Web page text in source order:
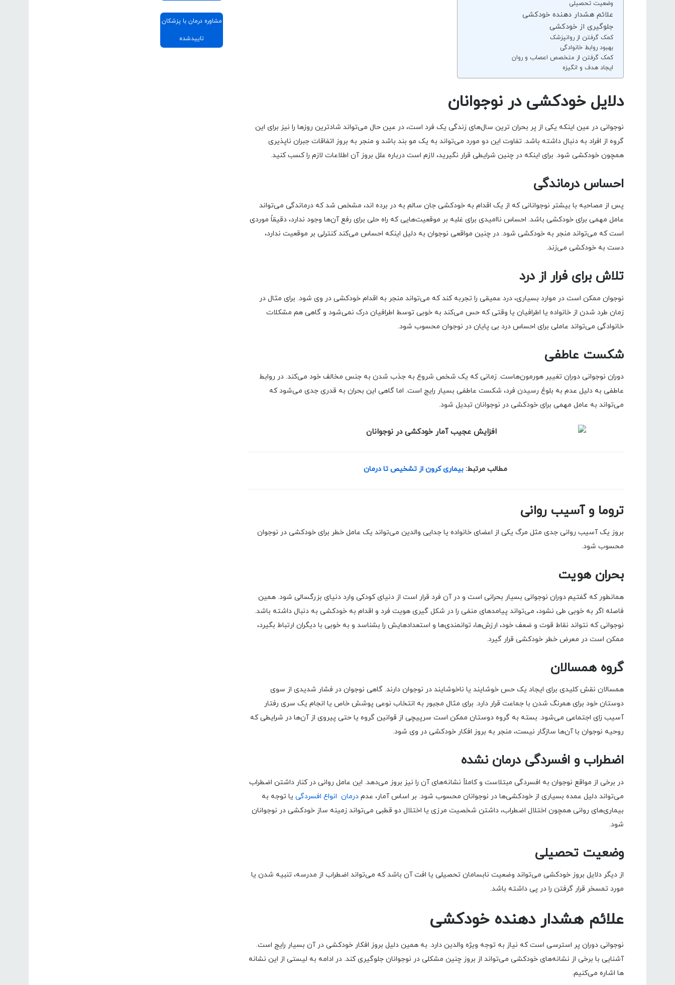
وضعیت تحصیلی
علائم هشدار دهنده خودکشی
جلوگیری از خودکشی
کمک گرفتن از روانپزشک
بهبود روابط خانوادگی
کمک گرفتن از متخصص اعصاب و روان
ایجاد هدف و انگیزه
دلایل خودکشی در نوجوانان
نوجوانی در عین اینکه یکی از پر بحران ترین سال‌های زندگی یک فرد است، در عین حال می‌تواند شادترین روزها را نیز برای این
گروه از افراد به دنبال داشته باشد. تفاوت این دو مورد می‌تواند به یک مو بند باشد و منجر به بروز اتفاقات جبران ناپذیری
همچون خودکشی شود. برای اینکه در چنین شرایطی قرار نگیرید، لازم است درباره علل بروز آن اطلاعات لازم را کسب کنید.
احساس درماندگی
پس از مصاحبه با بیشتر نوجوانانی که از یک اقدام به خودکشی جان سالم به در برده اند، مشخص شد که درماندگی می‌تواند
عامل مهمی برای خودکشی باشد. احساس ناامیدی برای غلبه بر موقعیت‌هایی که راه حلی برای رفع آن‌ها وجود ندارد، دقیقاً موردی
است که می‌تواند منجر به خودکشی شود. در چنین مواقعی نوجوان به دلیل اینکه احساس می‌کند کنترلی بر موقعیت ندارد،
دست به خودکشی می‌زند.
تلاش برای فرار از درد
نوجوان ممکن است در موارد بسیاری، درد عمیقی را تجربه کند که می‌تواند منجر به اقدام خودکشی در وی شود. برای مثال در
زمان طرد شدن از خانواده یا اطرافیان یا وقتی که حس می‌کند به خوبی توسط اطرافیان درک نمی‌شود و گاهی هم مشکلات
خانوادگی می‌تواند عاملی برای احساس درد بی پایان در نوجوان محسوب شود.
شکست عاطفی
دوران نوجوانی دوران تغییر هورمون‌هاست. زمانی که یک شخص شروع به جذب شدن به جنس مخالف خود می‌کند. در روابط
عاطفی به دلیل عدم به بلوغ رسیدن فرد، شکست عاطفی بسیار رایج است. اما گاهی این بحران به قدری جدی می‌شود که
می‌تواند به عامل مهمی برای خودکشی در نوجوانان تبدیل شود.
مطالب مرتبط: بیماری کرون از تشخیص تا درمان
تروما و آسیب روانی
بروز یک آسیب روانی جدی مثل مرگ یکی از اعضای خانواده یا جدایی والدین می‌تواند یک عامل خطر برای خودکشی در نوجوان
محسوب شود.
بحران هویت
همانطور که گفتیم دوران نوجوانی بسیار بحرانی است و در آن فرد قرار است از دنیای کودکی وارد دنیای بزرگسالی شود. همین
فاصله اگر به خوبی طی نشود، می‌تواند پیامدهای منفی را در شکل گیری هویت فرد و اقدام به خودکشی به دنبال داشته باشد.
نوجوانی که نتواند نقاط قوت و ضعف خود، ارزش‌ها، توانمندی‌ها و استعدادهایش را بشناسد و به خوبی با دیگران ارتباط بگیرد،
ممکن است در معرض خطر خودکشی قرار گیرد.
گروه همسالان
همسالان نقش کلیدی برای ایجاد یک حس خوشایند یا ناخوشایند در نوجوان دارند. گاهی نوجوان در فشار شدیدی از سوی
دوستان خود برای همرنگ شدن با جماعت قرار دارد. برای مثال مجبور به انتخاب نوعی پوشش خاص یا انجام یک سری رفتار
آسیب زای اجتماعی می‌شود. بسته به گروه دوستان ممکن است سرپیچی از قوانین گروه یا حتی پیروی از آن‌ها در شرایطی که
روحیه نوجوان با آن‌ها سازگار نیست، منجر به بروز افکار خودکشی در وی شود.
اضطراب و افسردگی درمان نشده
در برخی از مواقع نوجوان به افسردگی مبتلاست و کاملاً نشانه‌های آن را نیز بروز می‌دهد. این عامل روانی در کنار داشتن اضطراب
می‌تواند دلیل عمده بسیاری از خودکشی‌ها در نوجوانان محسوب شود. بر اساس آمار، عدم درمان انواع افسردگی یا توجه به
بیماری‌های روانی همچون اختلال اضطراب، داشتن شخصیت مرزی یا اختلال دو قطبی می‌تواند زمینه ساز خودکشی در نوجوانان
شود.
وضعیت تحصیلی
از دیگر دلایل بروز خودکشی می‌تواند وضعیت نابسامان تحصیلی یا افت آن باشد که می‌تواند اضطراب از مدرسه، تنبیه شدن یا
مورد تمسخر قرار گرفتن را در پی داشته باشد.
علائم هشدار دهنده خودکشی
نوجوانی دوران پر استرسی است که نیاز به توجه ویژه والدین دارد. به همین دلیل بروز افکار خودکشی در آن بسیار رایج است.
آشنایی با برخی از نشانه‌های خودکشی می‌تواند از بروز چنین مشکلی در نوجوانان جلوگیری کند. در ادامه به لیستی از این نشانه
ها اشاره می‌کنیم.
مشاوره درمان با پزشکان
تاییدشده